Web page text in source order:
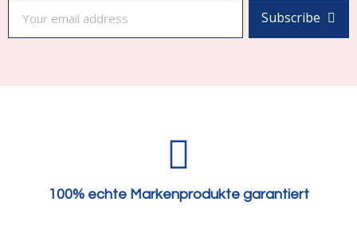
Subscribe
100% echte Markenprodukte garantiert